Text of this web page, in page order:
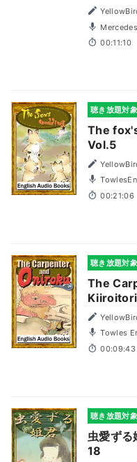
Mercedes
00:11:10
聴き放題対象
The
Vol.5
00:21:06
聴き放題対象
The
Towles
00:09:43
聴き放題対象
虫愛ず
18